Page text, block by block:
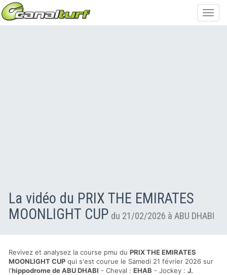
La vidéo du PRIX THE EMIRATES
MOONLIGHT CUP du 21/02/2026 à ABU DHABI
Revivez et analysez la course pmu du PRIX THE EMIRATES
MOONLIGHT CUP qui s'est courue le Samedi 21 février 2026 sur
l'hippodrome de ABU DHABI - Cheval : EHAB - Jockey : J.